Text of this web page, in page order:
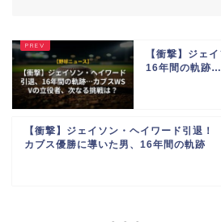
【衝撃】ジェ
16年間の軌跡
【衝撃】ジェイソン・ヘイワード引退！
カブス優勝に導いた男、16年間の軌跡